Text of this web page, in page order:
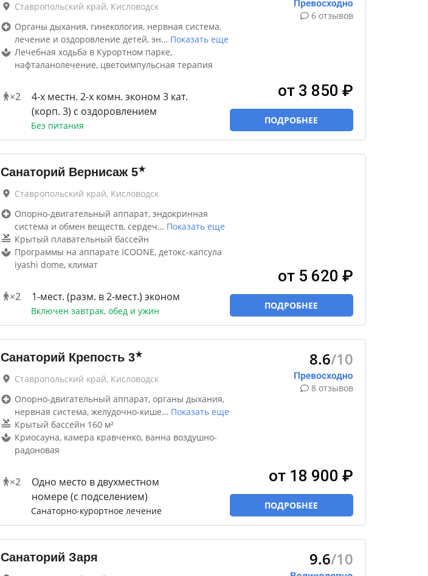
Ставропольский край, Кисловодск
Органы дыхания, гинекология, нервная система,
лечение и оздоровление детей, эн… Показать еще
Лечебная ходьба в Курортном парке,
нафталанолечение, цветоимпульсная терапия
×2
4-х местн. 2-х комн. эконом 3 кат.
(корп. 3) с оздоровлением
Без питания
6 отзывов
от 3 850 ₽
ПОДРОБНЕЕ
Санаторий Вернисаж 5★
Ставропольский край, Кисловодск
Опорно-двигательный аппарат, эндокринная
система и обмен веществ, сердеч… Показать еще
Крытый плавательный бассейн
Программы на аппарате ICOONE, детокс-капсула
iyashi dome, климат
×2 1-мест. (разм. в 2-мест.) эконом
Включен завтрак, обед и ужин
от 5 620 ₽
ПОДРОБНЕЕ
Санаторий Крепость 3★
Ставропольский край, Кисловодск
Опорно-двигательный аппарат, органы дыхания,
нервная система, желудочно-кише… Показать еще
Крытый бассейн 160 м²
Криосауна, камера кравченко, ванна воздушно-
радоновая
×2
Одно место в двухместном
номере (с подселением)
Санаторно-курортное лечение
8.6/10
8 отзывов
от 18 900 ₽
ПОДРОБНЕЕ
Санаторий Заря 9.6/10